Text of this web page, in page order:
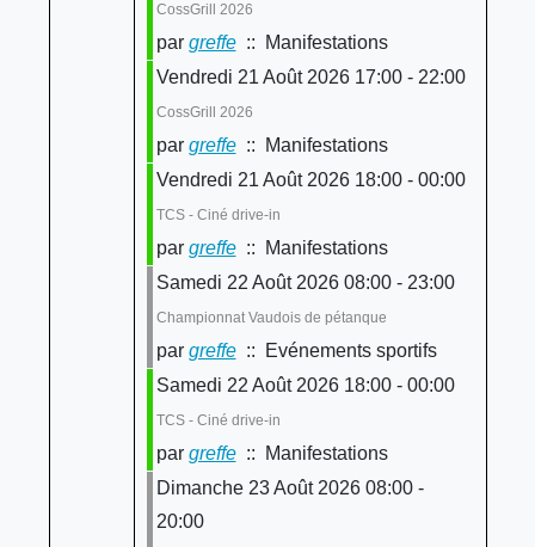
CossGrill 2026
par greffe:: Manifestations
Vendredi 21 Août 2026 17:00 - 22:00
CossGrill 2026
par greffe:: Manifestations
Vendredi 21 Août 2026 18:00 - 00:00
TCS - Ciné drive-in
par greffe:: Manifestations
Samedi 22 Août 2026 08:00 - 23:00
Championnat Vaudois de pétanque
par greffe:: Evénements sportifs
Samedi 22 Août 2026 18:00 - 00:00
TCS - Ciné drive-in
par greffe:: Manifestations
Dimanche 23 Août 2026 08:00 -
20:00